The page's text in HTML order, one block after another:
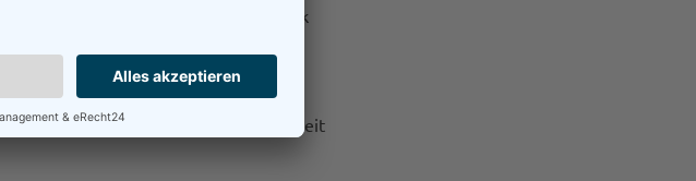
guten Kenntnissen in Mathe und Physik
Räumliches Vorstellungsvermögen
Gutes technisches Verständnis
Körperliche Fitness und Schwindelfreiheit